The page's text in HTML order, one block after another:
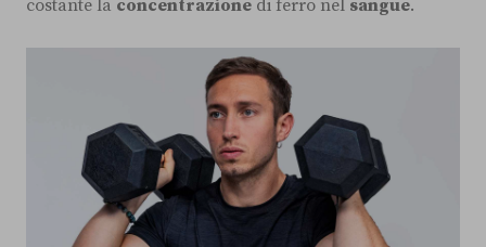
costante la concentrazione di ferro nel sangue.